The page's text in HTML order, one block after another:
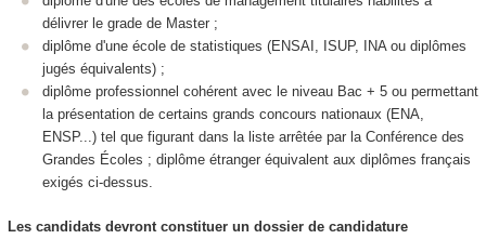
délivrer le grade de Master ;
diplôme d'une école de statistiques (ENSAI, ISUP, INA ou diplômes
jugés équivalents) ;
diplôme professionnel cohérent avec le niveau Bac + 5 ou permettant
la présentation de certains grands concours nationaux (ENA,
ENSP...) tel que figurant dans la liste arrêtée par la Conférence des
Grandes Écoles ; diplôme étranger équivalent aux diplômes français
exigés ci-dessus.
Les candidats devront constituer un dossier de candidature